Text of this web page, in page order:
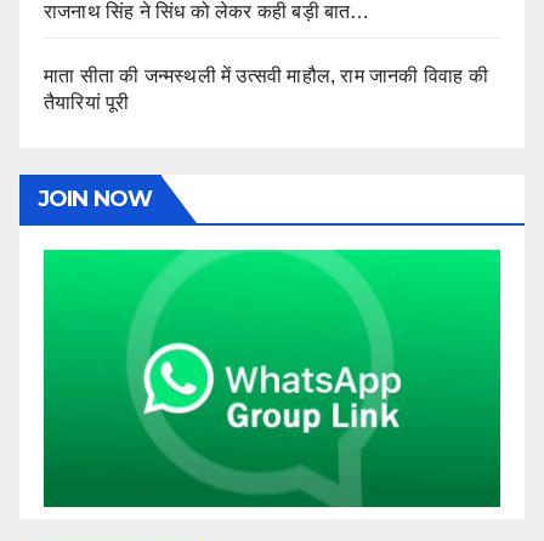
राजनाथ सिंह ने सिंध को लेकर कही बड़ी बात…
माता सीता की जन्मस्थली में उत्सवी माहौल, राम जानकी विवाह की
तैयारियां पूरी
JOIN NOW